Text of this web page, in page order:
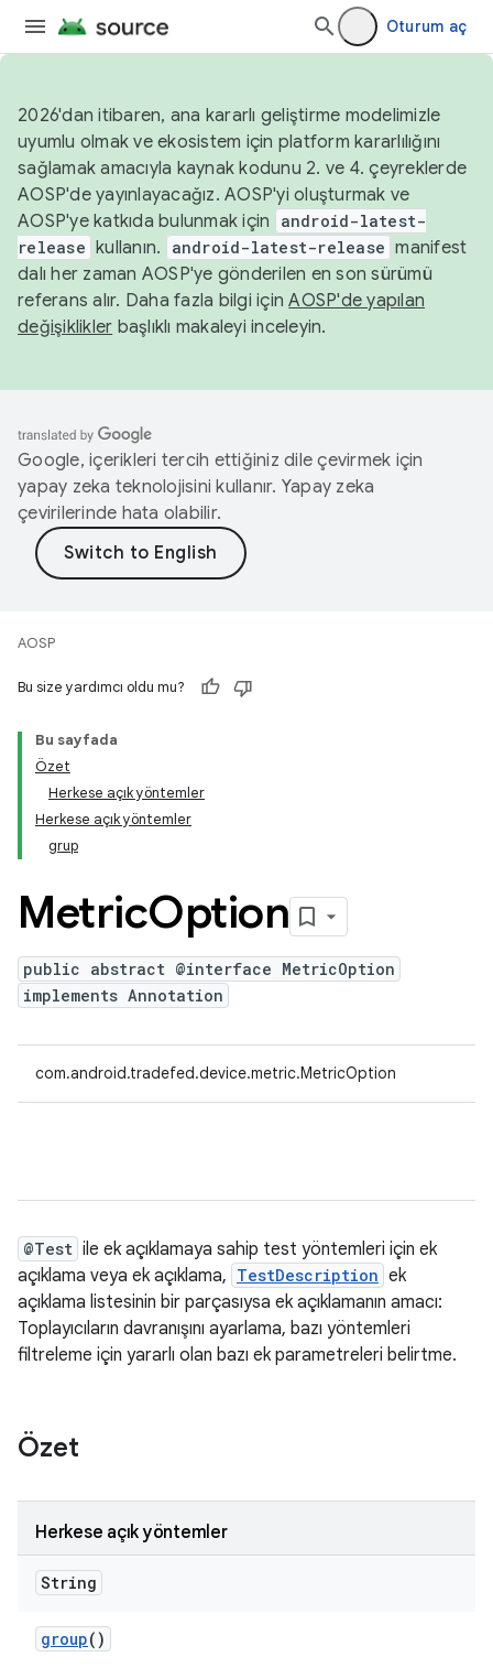
Oturum aç
2026'dan itibaren, ana kararlı geliştirme modelimizle
uyumlu olmak ve ekosistem için platform kararlılığını
sağlamak amacıyla kaynak kodunu 2. ve 4. çeyreklerde
AOSP'de yayınlayacağız. AOSP'yi oluşturmak ve
AOSP'ye katkıda bulunmak için
android-latest-
release kullanın. android-latest-release manifest
dalı her zaman AOSP'ye gönderilen en son sürümü
referans alır. Daha fazla bilgi içinAOSP'de yapılan
değişiklikler başlıklı makaleyi inceleyin.
Google, içerikleri tercih ettiğiniz dile çevirmek için
yapay zeka teknolojisini kullanır. Yapay zeka
çevirilerinde hata olabilir.
AOSP
Bu size yardımcı oldu mu?
Bu sayfada
Özet
Herkese açık yöntemler
Herkese açık yöntemler
grup
MetricOption
public abstract @interface MetricOption
implements Annotation
com.android.tradefed.device.metric.MetricOption
@Test ile ek açıklamaya sahip test yöntemleri için ek
açıklama veya ek açıklama, TestDescription ek
açıklama listesinin bir parçasıysa ek açıklamanın amacı:
Toplayıcıların davranışını ayarlama, bazı yöntemleri
filtreleme için yararlı olan bazı ek parametreleri belirtme.
Özet
Herkese açık yöntemler
String
group()